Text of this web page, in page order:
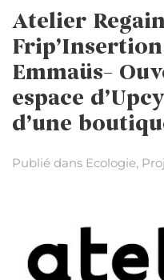
Atelier
Emmaüs–
espace
d’une
Publié dans Ecologie,